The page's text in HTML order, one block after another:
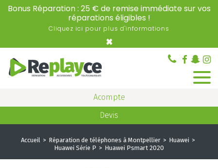
Bonus Réparation : 25 € de remise immédiate sur vos
réparations éligibles !
Cliquez ici pour plus d'informations
×
Acompte
Devis
Accueil Réparation de téléphones à Montpellier
Huawei
Huawei Série P
Huawei Psmart 2020